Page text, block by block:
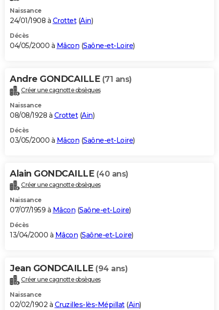
Naissance
24/01/1908 à Crottet(Ain)
Décès
04/05/2000 à Mâcon (Saône-et-Loire)
Andre GONDCAILLE (71 ans)
Créer une cagnotte obsèques
Naissance
08/08/1928 à Crottet(Ain)
Décès
03/05/2000 à Mâcon (Saône-et-Loire)
Alain GONDCAILLE (40 ans)
Créer une cagnotte obsèques
Naissance
07/07/1959 à Mâcon (Saône-et-Loire)
Décès
13/04/2000 à Mâcon (Saône-et-Loire)
Jean GONDCAILLE (94 ans)
Créer une cagnotte obsèques
Naissance
02/02/1902 à Cruzilles-lès-Mépillat(Ain)